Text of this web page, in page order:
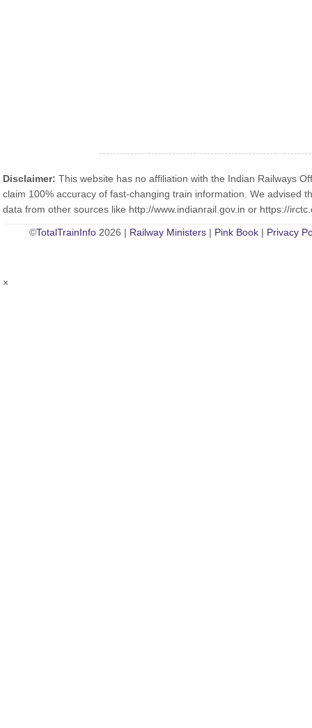
Disclaimer: This website has no affiliation with the Indian Railways
claim 100% accuracy of fast-changing train information. We advised
data from other sources like http://www.indianrail.gov.in or https://
©TotalTrainInfo2026 | Railway Ministers| Pink Book| Privacy
×